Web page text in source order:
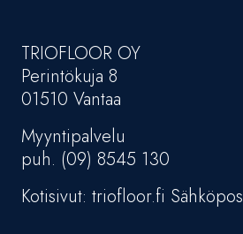
TRIOFLOOR OY
Perintökuja 8
01510 Vantaa
Myyntipalvelu
puh. (09) 8545 130
Kotisivut: triofloor.fi